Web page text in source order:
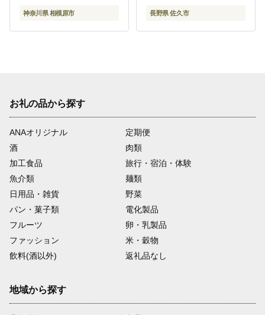
神奈川県 相模原市
トドア 体験・チケット
】
長野県 佐久市
お礼の品から探す
ANAオリジナル
定期便
酒
肉類
加工食品
旅行・宿泊・体験
魚介類
麺類
日用品・雑貨
野菜
パン・菓子類
電化製品
フルーツ
卵・乳製品
ファッション
米・穀物
飲料(酒以外)
返礼品なし
地域から探す